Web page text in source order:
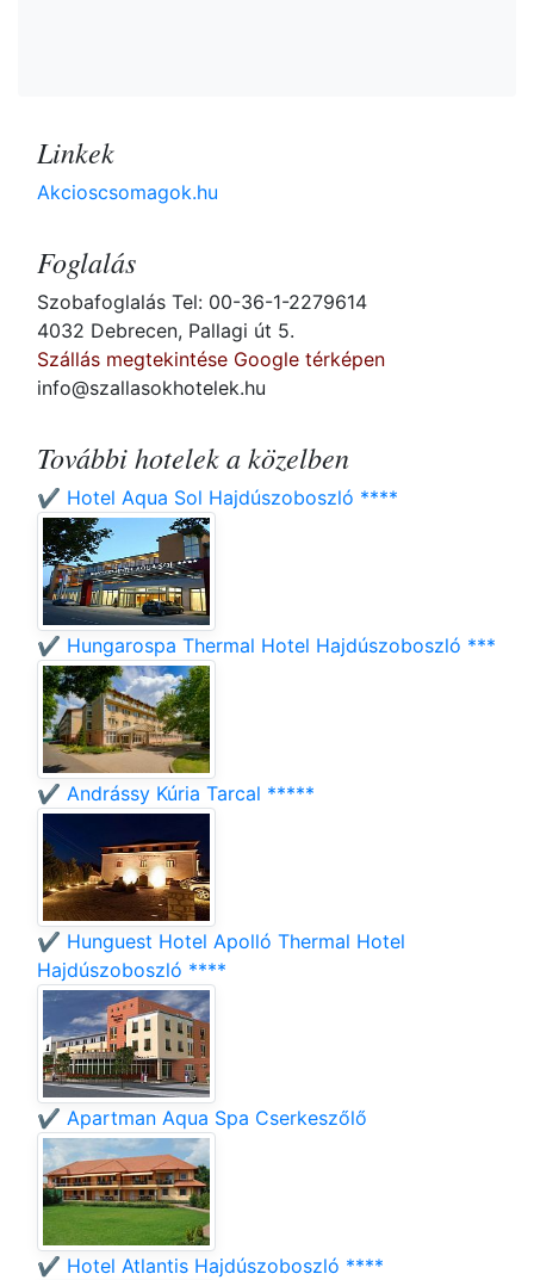
Linkek
Akcioscsomagok.hu
Foglalás
Szobafoglalás Tel: 00-36-1-2279614
4032 Debrecen, Pallagi út 5.
Szállás megtekintése Google térképen
info@szallasokhotelek.hu
További hotelek a közelben
✔️ Hotel Aqua Sol Hajdúszoboszló ****
✔️ Hungarospa Thermal Hotel Hajdúszoboszló ***
✔️ Andrássy Kúria Tarcal *****
✔️ Hunguest Hotel Apolló Thermal Hotel
Hajdúszoboszló ****
✔️ Apartman Aqua Spa Cserkeszőlő
✔️ Hotel Atlantis Hajdúszoboszló ****